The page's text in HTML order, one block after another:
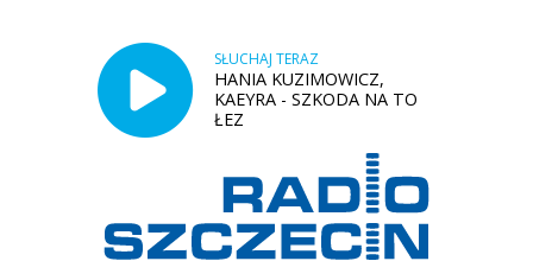
SŁUCHAJ TERAZ
HANIA KUZIMOWICZ,
KAEYRA - SZKODA NA TO
ŁEZ